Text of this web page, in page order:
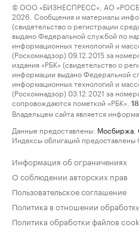
© ООО «БИЗНЕСПРЕСС», АО
2026. Сообщения и материалы
(свидетельство о регистрации
выдано Федеральной службой по
информационных технологий и
(Роскомнадзор) 09.12.2015 за
издания «РБК» (свидетельство о
информации выдано Федеральной
информационных технологий и
(Роскомнадзор) 03.12.2021 за
сопровождаются пометкой «РБК».
Владельцем сайта является
Данные предоставлены: Мосбиржа
Индексы облигаций предоставлены
Информация об ограничениях
О соблюдении авторских прав
Пользовательское соглашение
Политика в отношении
Политика обработки файлов